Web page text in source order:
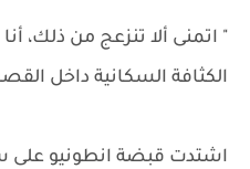
" اتمنى ألا تنزعج من ذلك،
الكثافة السكانية داخل
اشتدت قبضة انطونيو